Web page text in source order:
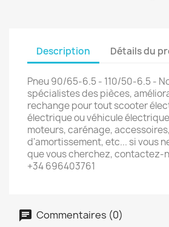
Description Détails du
Pneu 90/65-6.5 - 110/50-6.5 -
spécialistes des pièces,
rechange pour tout scooter
électrique ou véhicule
moteurs, carénage,
d'amortissement, etc... si vous
que vous cherchez, contactez-
+34 696403761
Commentaires (0)